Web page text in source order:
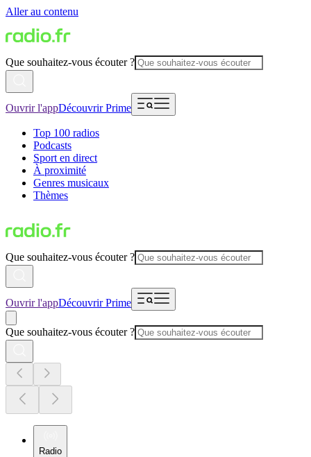
Aller au contenu
Que souhaitez-vous écouter ?
Ouvrir l'appDécouvrir Prime
Top 100 radios
Podcasts
Sport en direct
À proximité
Genres musicaux
Thèmes
Que souhaitez-vous écouter ?
Ouvrir l'appDécouvrir Prime
Que souhaitez-vous écouter ?
Radio